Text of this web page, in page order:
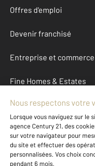
Offres d'emploi
Devenir franchisé
Entreprise et commerce
Fine Homes & Estates
À propos
International
Nous contacter